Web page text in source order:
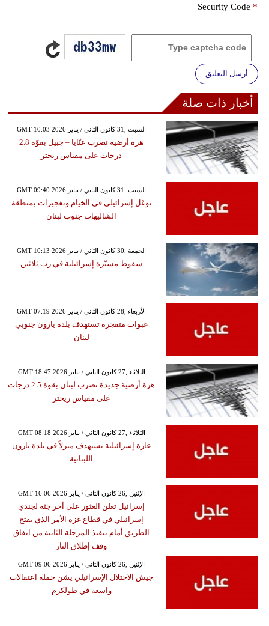
Security Code *
أرسل التعليق
أخبار ذات صلة
GMT 10:03 2026 السبت ,31 كانون الثاني / يناير
هزة أرضية تضرب عنّايا – جبيل بقوّة 2.8
درجات على مقياس ريختر
GMT 09:40 2026 السبت ,31 كانون الثاني / يناير
توغل إسرائيلي في الخيام وتفجيرات بمنطقة
الشاليهات جنوب لبنان
GMT 10:13 2026 الجمعة ,30 كانون الثاني / يناير
سقوط مسيّرة إسرائيلية في رب ثلاثين
GMT 07:19 2026 الأربعاء ,28 كانون الثاني / يناير
عبوات متفجرة تستهدف بلدة يارون جنوبي
لبنان
GMT 18:47 2026 الثلاثاء ,27 كانون الثاني / يناير
هزة أرضية جديدة تضرب لبنان بقوة 2.5 درجات
على مقياس ريختر
GMT 08:18 2026 الثلاثاء ,27 كانون الثاني / يناير
غارة إسرائيلية تستهدف منزلاً في بلدة يارون
اللبنانية
GMT 16:06 2026 الإثنين ,26 كانون الثاني / يناير
إسرائيل تعلن العثور على أخر جثة لجندي
إسرائيلي في قطاع غزة الأمر الذي يفتح
الطريق أمام تنفيذ المرحلة الثانية من اتفاق
وقف إطلاق النار
GMT 09:06 2026 الإثنين ,26 كانون الثاني / يناير
جيش الاحتلال الإسرائيلي يشن حملة اعتقالات
واسعة في طولكرم